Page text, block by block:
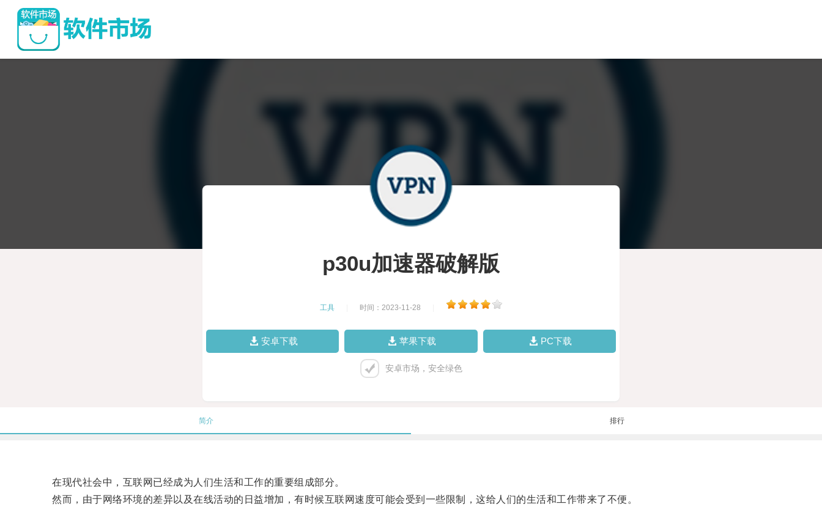
p30u加速器破解版
工具 时间：2023-11-28
安卓下载 苹果下载 PC下载
安卓市场，安全绿色
简介 排行
在现代社会中，互联网已经成为人们生活和工作的重要组成部分。
然而，由于网络环境的差异以及在线活动的日益增加，有时候互联网速度可能会受到一些限制，这给人们的生活和工作带来了不便。